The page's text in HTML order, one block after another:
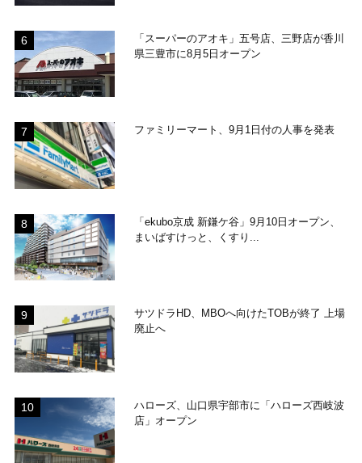
「スーパーのアオキ」五号店、三野店が香川
県三豊市に8月5日オープン
ファミリーマート、9月1日付の人事を発表
「ekubo京成 新鎌ケ谷」9月10日オープン、
まいばすけっと、くすり...
サツドラHD、MBOへ向けたTOBが終了 上場
廃止へ
ハローズ、山口県宇部市に「ハローズ西岐波
店」オープン